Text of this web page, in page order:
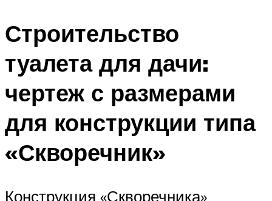
Строительство
туалета для дачи:
чертеж с размерами
для конструкции типа
«Скворечник»
Конструкция «Скворечника»